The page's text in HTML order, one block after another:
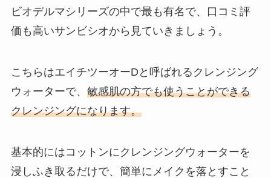
ビオデルマシリーズの中で最も有名で、口コミ評
価も高いサンビシオから見ていきましょう。
こちらはエイチツーオーDと呼ばれるクレンジング
ウォーターで、 敏感肌の方でも使うことができる
クレンジングになります。
基本的にはコットンにクレンジングウォーターを
浸しふき取るだけで、簡単にメイクを落とすこと